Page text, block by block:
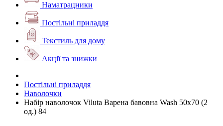
Наматрацники
Постільні приладдя
Текстиль для дому
Акції та знижки
Постільні приладдя
Наволочки
Набір наволочок Viluta Варена бавовна Wash 50х70 (2
од.) 84